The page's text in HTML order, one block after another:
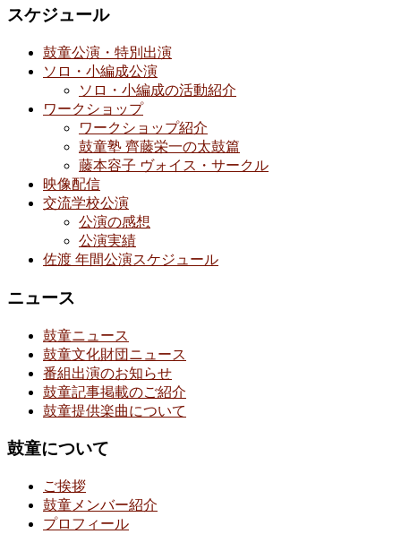
スケジュール
鼓童公演・特別出演
ソロ・小編成公演
ソロ・小編成の活動紹介
ワークショップ
ワークショップ紹介
鼓童塾 齊藤栄一の太鼓篇
藤本容子 ヴォイス・サークル
映像配信
交流学校公演
公演の感想
公演実績
佐渡 年間公演スケジュール
ニュース
鼓童ニュース
鼓童文化財団ニュース
番組出演のお知らせ
鼓童記事掲載のご紹介
鼓童提供楽曲について
鼓童について
ご挨拶
鼓童メンバー紹介
プロフィール